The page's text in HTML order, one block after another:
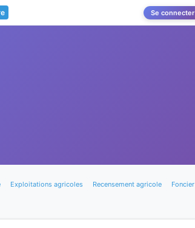
Se connecter
Exploitations agricoles Recensement agricole
Foncier